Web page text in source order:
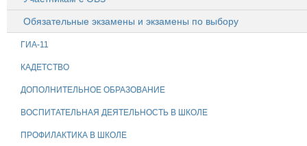
Обязательные экзамены и экзамены по выбору
ГИА-11
КАДЕТСТВО
ДОПОЛНИТЕЛЬНОЕ ОБРАЗОВАНИЕ
ВОСПИТАТЕЛЬНАЯ ДЕЯТЕЛЬНОСТЬ В ШКОЛЕ
ПРОФИЛАКТИКА В ШКОЛЕ